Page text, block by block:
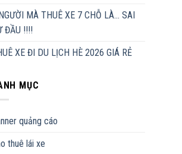
MÀ THUÊ XE 7 CHỖ LÀ… SAI
ĐẦU !!!!
XE ĐI DU LỊCH HÈ 2026 GIÁ RẺ
MỤC
quảng cáo
thuê lái xe